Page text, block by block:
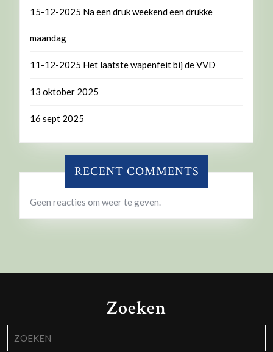
15-12-2025 Na een druk weekend een drukke
maandag
11-12-2025 Het laatste wapenfeit bij de VVD
13 oktober 2025
16 sept 2025
RECENT COMMENTS
Geen reacties om weer te geven.
Zoeken
naar: